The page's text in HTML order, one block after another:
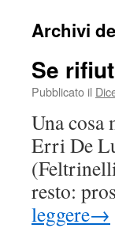
Archivi
Se
Pubblicato il
Una
Erri De
resto:
leggere→